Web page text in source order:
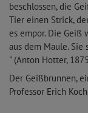
beschlossen, die
Tier einen Strick,
es empor. Die Geiß
aus dem Maule. Sie
" (Anton Hotter,
Der Geißbrunnen,
Professor Erich